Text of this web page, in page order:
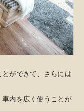
ができて、さらには
内を広く使うことが